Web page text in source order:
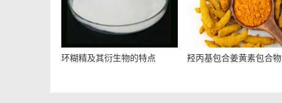
环糊精及其衍生物的特点 羟丙基包合姜黄素包合物